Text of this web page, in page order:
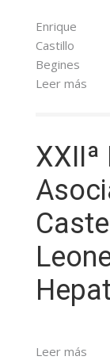
Enrique
Castillo
Begines
Leer más
XXIIª
Leer más